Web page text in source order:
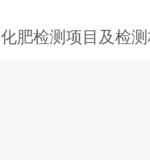
化肥检测项目及检